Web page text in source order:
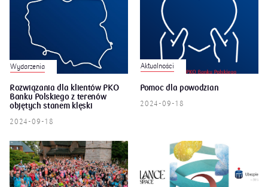
Wydarzenia
Rozwiązania dla klientów PKO
Banku Polskiego z terenów
objętych stanem klęski
2024-09-18
Aktualności
Pomoc dla powodzian
2024-09-18